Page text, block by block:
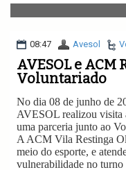
08:47 Avesol
AVESOL e
Voluntariado
No dia 08 de junho de
AVESOL realizou
uma parceria junto ao
A ACM Vila Restinga
meio do esporte, e
vulnerabilidade no turno